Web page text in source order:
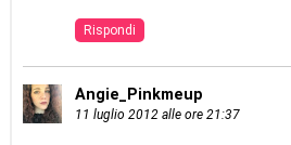
Rispondi
Angie_Pinkmeup
11 luglio 2012 alle ore 21:37